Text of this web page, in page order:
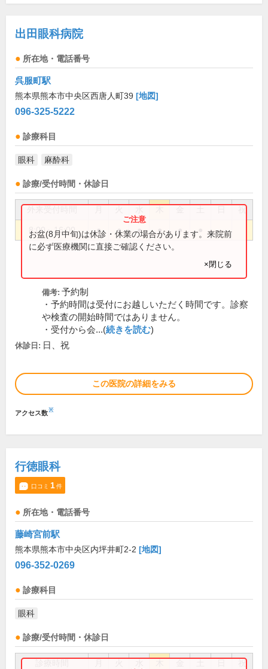
出田眼科病院
所在地・電話番号
呉服町駅
熊本県熊本市中央区西唐人町39 [地図]
096-325-5222
診療科目
眼科 麻酔科
診療/受付時間・休診日
祝
8:00～16:00 ● ● ● ● ●
お盆(8月中旬)は休診・休業の場合があります。来院前
に必ず医療機関に直接ご確認ください。
×閉じる
備考: 予約制
・予約時間は受付にお越しいただく時間です。診察
や検査の開始時間ではありません。
・受付から会...(続きを読む)
休診日: 日、祝
この医院の詳細をみる
アクセス数※
行徳眼科
口コミ 1件
所在地・電話番号
藤崎宮前駅
熊本県熊本市中央区内坪井町2-2 [地図]
096-352-0269
診療科目
眼科
診療/受付時間・休診日
祝